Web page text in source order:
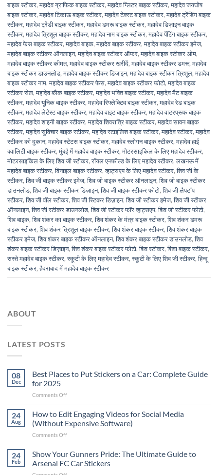
बाइक स्टीकर,महादेव ग्राफिक बाइक स्टीकर,महादेव ग्लिटर बाइक स्टीकर,महादेव जयघोष
बाइक स्टीकर,महादेव टिकाऊ बाइक स्टीकर,महादेव टेक्स्ट बाइक स्टीकर,महादेव ट्रेंडिंग बाइक
स्टीकर,महादेव ट्रेंडी बाइक स्टीकर,महादेव डमरू बाइक स्टीकर,महादेव डिज़ाइन बाइक
स्टीकर,महादेव त्रिशूल बाइक स्टीकर,महादेव नाम बाइक स्टीकर,महादेव पेंटिंग बाइक स्टीकर,
महादेव फेस बाइक स्टीकर,महादेव बाइक,महादेव बाइक स्टीकर,महादेव बाइक स्टीकर इमेज,
महादेव बाइक स्टीकर ऑनलाइन,महादेव बाइक स्टीकर ऑफर,महादेव बाइक स्टीकर ओम,
महादेव बाइक स्टीकर कीमत,महादेव बाइक स्टीकर खरीदें,महादेव बाइक स्टीकर डमरू,महादेव
बाइक स्टीकर डाउनलोड,महादेव बाइक स्टीकर डिजाइन,महादेव बाइक स्टीकर त्रिशूल,महादेव
बाइक स्टीकर नाम,महादेव बाइक स्टीकर फेस,महादेव बाइक स्टीकर फोटो,महादेव बाइक
स्टीकर सेल,महादेव ब्लैक बाइक स्टीकर,महादेव भक्ति बाइक स्टीकर,महादेव मैट बाइक
स्टीकर,महादेव यूनिक बाइक स्टीकर,महादेव रिफ्लेक्टिव बाइक स्टीकर,महादेव रेड बाइक
स्टीकर,महादेव लेटेस्ट बाइक स्टीकर,महादेव वाइट बाइक स्टीकर,महादेव वाटरप्रूफ बाइक
स्टीकर,महादेव शाइनी बाइक स्टीकर,महादेव शिवरात्रि बाइक स्टीकर,महादेव सावन बाइक
स्टीकर,महादेव सुविचार बाइक स्टीकर,महादेव स्टाइलिश बाइक स्टीकर,महादेव स्टीकर,महादेव
स्टीकर की दुकान,महादेव स्टेटस बाइक स्टीकर,महादेव स्लोगन बाइक स्टीकर,महादेव हाई
क्वालिटी बाइक स्टीकर,मुंबई में महादेव बाइक स्टीकर,मोटरसाइकिल के लिए महादेव स्टीकर,
मोटरसाइकिल के लिए शिव जी स्टीकर,रॉयल एनफील्ड के लिए महादेव स्टीकर,लखनऊ में
महादेव बाइक स्टीकर,विनाइल बाइक स्टीकर,व्हाट्सएप के लिए महादेव स्टीकर,शिव जी के
स्टीकर,शिव जी बाइक स्टीकर इमेज,शिव जी बाइक स्टीकर ऑनलाइन,शिव जी बाइक स्टीकर
डाउनलोड,शिव जी बाइक स्टीकर डिज़ाइन,शिव जी बाइक स्टीकर फोटो,शिव जी लैपटॉप
स्टीकर,शिव जी वॉल स्टीकर,शिव जी स्टिकर डिज़ाइन,शिव जी स्टीकर इमेज,शिव जी स्टीकर
ऑनलाइन,शिव जी स्टीकर डाउनलोड,शिव जी स्टीकर फॉर व्हाट्सएप,शिव जी स्टीकर फोटो,
शिव बाइक,शिव शंकर का बाइक स्टीकर,शिव शंकर के मंत्र बाइक स्टीकर,शिव शंकर डमरू
बाइक स्टीकर,शिव शंकर त्रिशूल बाइक स्टीकर,शिव शंकर बाइक स्टीकर,शिव शंकर बाइक
स्टीकर इमेज,शिव शंकर बाइक स्टीकर ऑनलाइन,शिव शंकर बाइक स्टीकर डाउनलोड,शिव
शंकर बाइक स्टीकर डिज़ाइन,शिव शंकर बाइक स्टीकर फोटो,शिव स्टीकर,शिवा बाइक स्टीकर,
सस्ते महादेव बाइक स्टीकर,स्कूटी के लिए महादेव स्टीकर,स्कूटी के लिए शिव जी स्टीकर,हिन्दू
बाइक स्टीकर,हैदराबाद में महादेव बाइक स्टीकर
ABOUT
LATEST POSTS
08
Dec
Best Places to Put Stickers on a Car: Complete Guide
for 2025
Comments Offon
Places
Put
Stickers
a
Car:
24
Aug
How to Edit Engaging Videos for Social Media
(Without Expensive Software)
Comments Offon
to
Engaging
24
Feb
Show Your Gunners Pride: The Ultimate Guide to
Arsenal FC Car Stickers